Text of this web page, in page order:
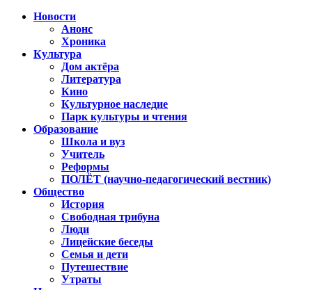
Новости
Анонс
Хроника
Культура
Дом актёра
Литература
Кино
Культурное наследие
Парк культуры и чтения
Образование
Школа и вуз
Учитель
Реформы
ПОЛЁТ (научно-педагогический вестник)
Общество
История
Свободная трибуна
Люди
Лицейские беседы
Семья и дети
Путешествие
Утраты